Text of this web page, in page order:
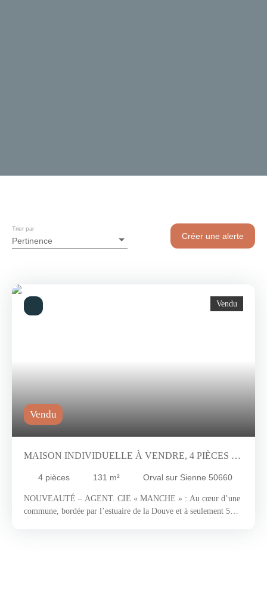
Pertinence
Trier par
Créer une alerte
Vendu
Vendu
MAISON INDIVIDUELLE À VENDRE, 4 PIÈCES -
4 pièces 131 m² Orval sur Sienne 50660
NOUVEAUTÉ – AGENT. CIE « MANCHE » : Au cœur d’une
commune, bordée par l’estuaire de la Douve et à seulement 5